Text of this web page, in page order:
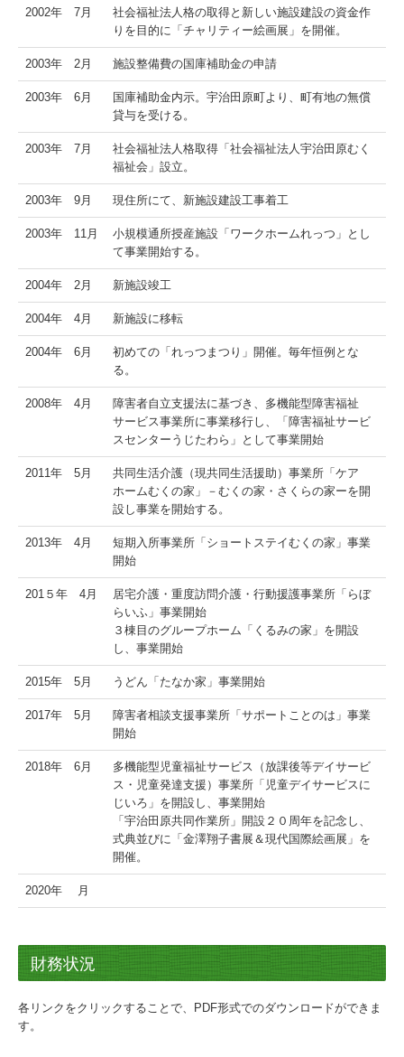
2002年 7月
社会福祉法人格の取得と新しい施設建設の資金作
りを目的に「チャリティー絵画展」を開催。
2003年 2月 施設整備費の国庫補助金の申請
2003年 6月
国庫補助金内示。宇治田原町より、町有地の無償
貸与を受ける。
2003年 7月
社会福祉法人格取得「社会福祉法人宇治田原むく
福祉会」設立。
2003年 9月 現住所にて、新施設建設工事着工
2003年 11月
小規模通所授産施設「ワークホームれっつ」とし
て事業開始する。
2004年 2月 新施設竣工
2004年 4月 新施設に移転
2004年 6月
初めての「れっつまつり」開催。毎年恒例とな
る。
2008年 4月
障害者自立支援法に基づき、多機能型障害福祉
サービス事業所に事業移行し、「障害福祉サービ
スセンターうじたわら」として事業開始
2011年 5月
共同生活介護（現共同生活援助）事業所「ケア
ホームむくの家」－むくの家・さくらの家ーを開
設し事業を開始する。
2013年 4月
短期入所事業所「ショートステイむくの家」事業
開始
201５年 4月
居宅介護・重度訪問介護・行動援護事業所「らぼ
らいふ」事業開始
３棟目のグループホーム「くるみの家」を開設
し、事業開始
2015年 5月 うどん「たなか家」事業開始
2017年 5月
障害者相談支援事業所「サポートことのは」事業
開始
2018年 6月
多機能型児童福祉サービス（放課後等デイサービ
ス・児童発達支援）事業所「児童デイサービスに
じいろ」を開設し、事業開始
「宇治田原共同作業所」開設２０周年を記念し、
式典並びに「金澤翔子書展＆現代国際絵画展」を
開催。
2020年 月
財務状況
各リンクをクリックすることで、PDF形式でのダウンロードができま
す。